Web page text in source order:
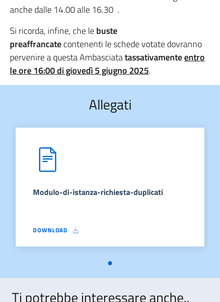
anche dalle 14.00 alle 16.30 .
Si ricorda, infine, che lebuste
preaffrancatecontenenti le schede votate dovranno
pervenire a questa Ambasciatatassativamenteentro
le ore 16:00 di giovedì 5 giugno 2025.
Allegati
Modulo-di-istanza-richiesta-duplicati
DOWNLOAD
MODULO-DI-ISTANZA-RICHIESTA-DUPLICATI
Ti potrebbe interessare anche..